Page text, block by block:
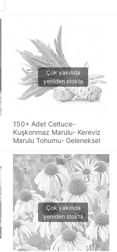
150+ Adet Celtuce-
Kuşkonmaz Marulu- Kereviz
Marulu Tohumu- Geleneksel